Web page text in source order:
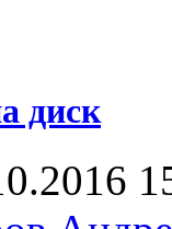
диск